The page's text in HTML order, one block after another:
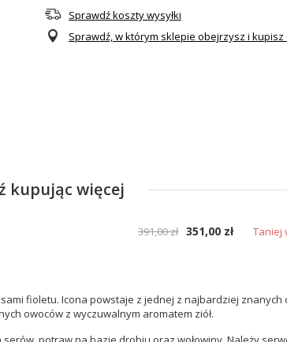
Sprawdź koszty wysyłki
Sprawdź, w którym sklepie obejrzysz i kupisz
kupując więcej
391,00 zł 351,00 zł Taniej
fioletu. Icona powstaje z jednej z najbardziej
owoców z wyczuwalnym aromatem ziół.